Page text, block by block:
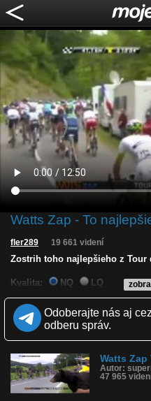
Watts Zap - To
fler289 19 661 videní
Zostrih toho najlepšieho z Tour
Kvalita: NQ
LQ
Páči sa: 95% (60 hlasov)
Obľúbené: 57
Komentárov: 77
Dľžka: 12:50
Tagy: watts, eurosport, tour de
História sledovanosti videa:
Odoberajte nás aj
odberu správ.
Watts Zap
Autor:
47 965